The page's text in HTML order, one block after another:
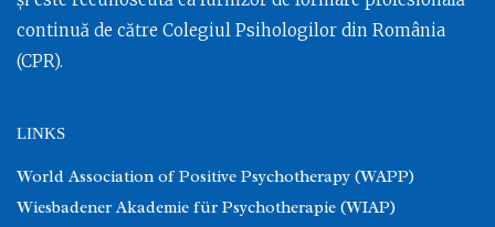
continuă de către Colegiul Psihologilor din România
(CPR).
LINKS
World Association of Positive Psychotherapy (WAPP)
Wiesbadener Akademie für Psychotherapie (WIAP)